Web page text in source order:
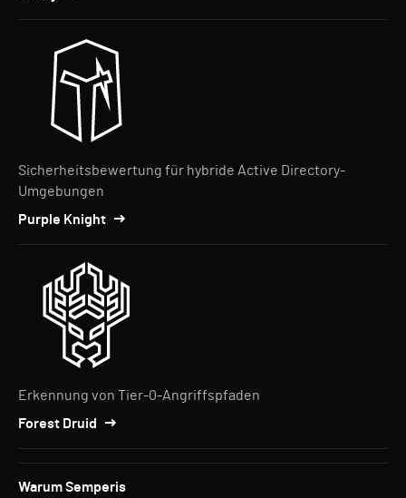
Sicherheitsbewertung für hybride Active Directory-
Umgebungen
Purple Knight
Erkennung von Tier-0-Angriffspfaden
Forest Druid
Warum Semperis